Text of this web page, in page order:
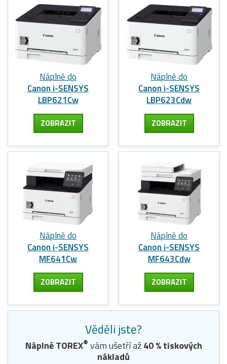
Náplně do
Canon i-SENSYS
LBP621Cw
ZOBRAZIT
Náplně do
Canon i-SENSYS
LBP623Cdw
ZOBRAZIT
Náplně do
Canon i-SENSYS
MF641Cw
ZOBRAZIT
Náplně do
Canon i-SENSYS
MF643Cdw
ZOBRAZIT
Věděli jste?
Náplně TOREX® vám ušetří až40% tiskových
nákladů